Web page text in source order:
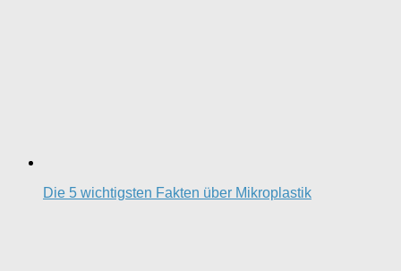
Die 5 wichtigsten Fakten über Mikroplastik